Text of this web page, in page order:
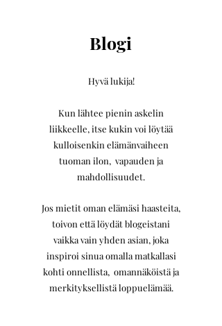
Blogi
Hyvä lukija!
Kun lähtee pienin askelin
liikkeelle,itse kukin voi löytää
kulloisenkin elämänvaiheen
tuoman ilon, vapauden ja
mahdollisuudet.
Jos mietit oman elämäsi haasteita,
toivon että löydät blogeistani
vaikka vain yhden asian, joka
inspiroi sinua omalla matkallasi
kohti onnellista, omannäköistä ja
merkityksellistä loppuelämää.